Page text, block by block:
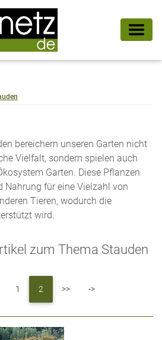
bereichern unseren Garten nicht
Vielfalt, sondern spielen auch
Garten. Diese Pflanzen
Nahrung für eine Vielzahl von
Tieren, wodurch die
wird.
zum Thema Stauden
1 2 >>Next ->Last